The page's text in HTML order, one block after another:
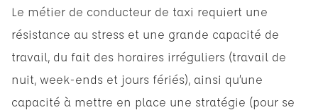
Le métier de conducteur de taxi requiert une
résistance au stress et une grande capacité de
travail, du fait des horaires irréguliers (travail de
nuit, week-ends et jours fériés), ainsi qu’une
capacité à mettre en place une stratégie (pour se